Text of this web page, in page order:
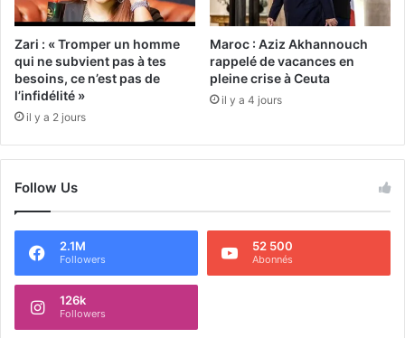
Zari : « Tromper un homme
qui ne subvient pas à tes
besoins, ce n’est pas de
l’infidélité »
il y a 2 jours
Maroc : Aziz Akhannouch
rappelé de vacances en
pleine crise à Ceuta
il y a 4 jours
Follow Us
2.1M
Followers
52 500
Abonnés
126k
Followers